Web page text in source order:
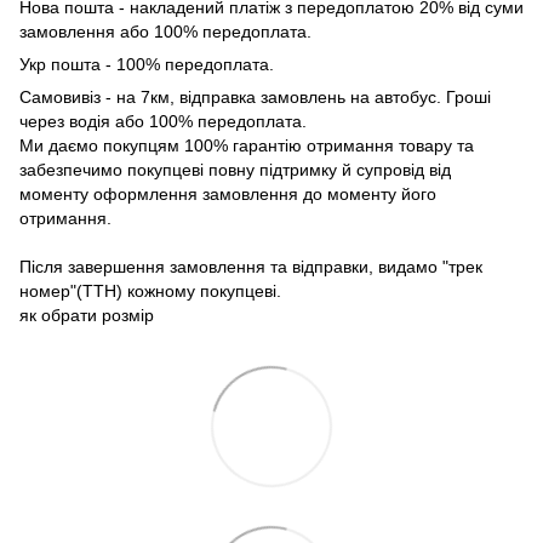
Нова пошта - накладений платіж з передоплатою 20% від суми
замовлення або 100% передоплата.
Укр пошта - 100% передоплата.
Самовивіз - на 7км, відправка замовлень на автобус. Гроші
через водія або 100% передоплата.
Ми даємо покупцям 100% гарантію отримання товару та
забезпечимо покупцеві повну підтримку й супровід від
моменту оформлення замовлення до моменту його
отримання.
Після завершення замовлення та відправки, видамо "трек
номер"(ТТН) кожному покупцеві.
як обрати розмір